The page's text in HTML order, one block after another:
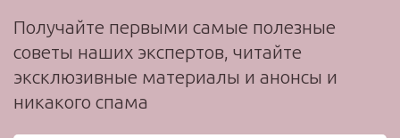
Получайте первыми самые полезные
советы наших экспертов, читайте
эксклюзивные материалы и анонсы и
никакого спама